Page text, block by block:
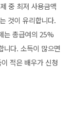
중 최저 사용금액
것이 유리합니다.
는 총급여의 25%
니다. 소득이 많으면
적은 배우가 신청